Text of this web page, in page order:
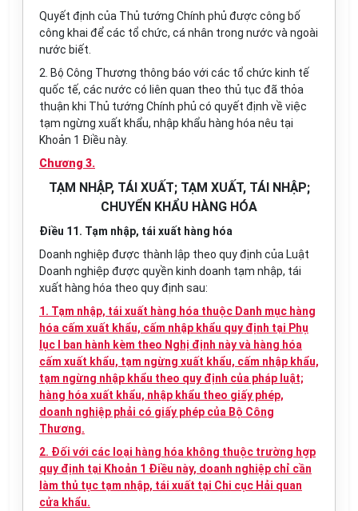
Quyết định của Thủ tướng Chính phủ được công bố
công khai để các tổ chức, cá nhân trong nước và ngoài
nước biết.
2. Bộ Công Thương thông báo với các tổ chức kinh tế
quốc tế, các nước có liên quan theo thủ tục đã thỏa
thuận khi Thủ tướng Chính phủ có quyết định về việc
tạm ngừng xuất khẩu, nhập khẩu hàng hóa nêu tại
Khoản 1 Điều này.
Chương 3.
TẠM NHẬP, TÁI XUẤT; TẠM XUẤT, TÁI NHẬP;
CHUYỂN KHẨU HÀNG HÓA
Điều 11. Tạm nhập, tái xuất hàng hóa
Doanh nghiệp được thành lập theo quy định của Luật
Doanh nghiệp được quyền kinh doanh tạm nhập, tái
xuất hàng hóa theo quy định sau:
1. Tạm nhập, tái xuất hàng hóa thuộc Danh mục hàng
hóa cấm xuất khẩu, cấm nhập khẩu quy định tại Phụ
lục I ban hành kèm theo Nghị định này và hàng hóa
cấm xuất khẩu, tạm ngừng xuất khẩu, cấm nhập khẩu,
tạm ngừng nhập khẩu theo quy định của pháp luật;
hàng hóa xuất khẩu, nhập khẩu theo giấy phép,
doanh nghiệp phải có giấy phép của Bộ Công
Thương.
2. Đối với các loại hàng hóa không thuộc trường hợp
quy định tại Khoản 1 Điều này, doanh nghiệp chỉ cần
làm thủ tục tạm nhập, tái xuất tại Chi cục Hải quan
cửa khẩu.